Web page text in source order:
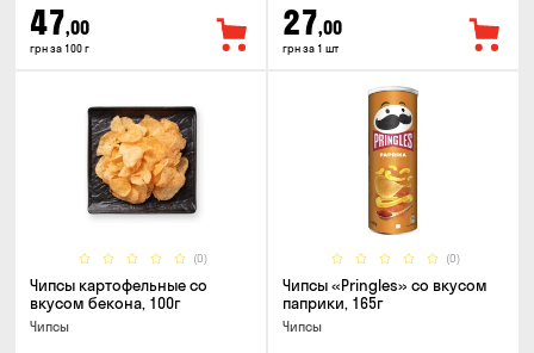
47,00
грн за 100 г
27,00
грн за 1 шт
(0)
Чипсы картофельные со
вкусом бекона, 100г
Чипсы
(0)
Чипсы «Pringles» со вкусом
паприки, 165г
Чипсы